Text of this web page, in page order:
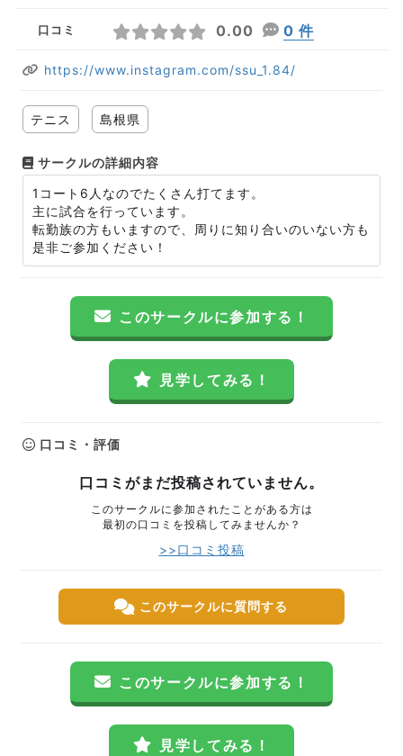
口コミ 0.00 0 件
https://www.instagram.com/ssu_1.84/
テニス 島根県
サークルの詳細内容
1コート6人なのでたくさん打てます。
主に試合を行っています。
転勤族の方もいますので、周りに知り合いのいない方も
是非ご参加ください！
このサークルに参加する！
見学してみる！
口コミ・評価
口コミがまだ投稿されていません。
このサークルに参加されたことがある方は
最初の口コミを投稿してみませんか？
>>口コミ投稿
このサークルに質問する
このサークルに参加する！
見学してみる！